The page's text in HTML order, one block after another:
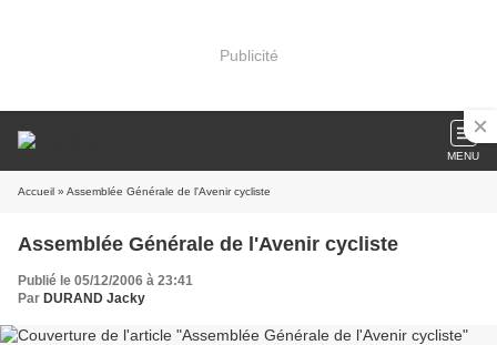
Publicité
MENU
Accueil » Assemblée Générale de l'Avenir cycliste
Assemblée Générale de l'Avenir cycliste
Publié le 05/12/2006 à 23:41
Par DURAND Jacky